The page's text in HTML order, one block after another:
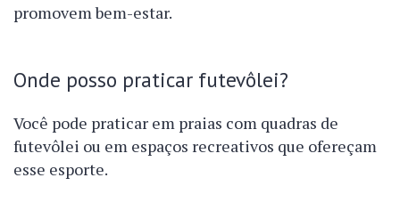
promovem bem-estar.
Onde posso praticar futevôlei?
Você pode praticar em praias com quadras de
futevôlei ou em espaços recreativos que ofereçam
esse esporte.